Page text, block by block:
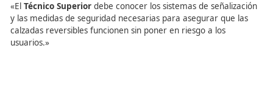
Técnico Superior en FP: